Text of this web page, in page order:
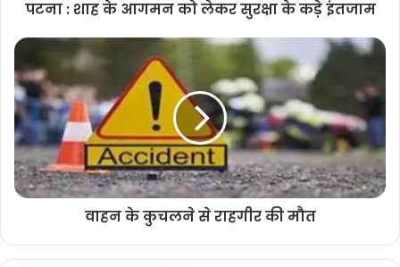
पटना : शाह के आगमन को लेकर सुरक्षा के कड़े इंतजाम
वाहन के कुचलने से राहगीर की मौत